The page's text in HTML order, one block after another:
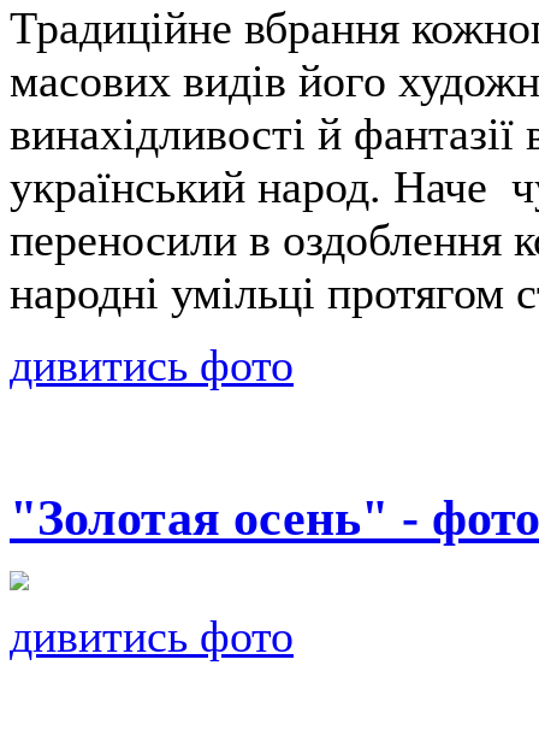
Традиційне вбрання
масових видів його
винахідливості й
український народ. Наче
переносили в оздоблення
народні умільці протягом
дивитись фото
"Золотая осень" -
дивитись фото